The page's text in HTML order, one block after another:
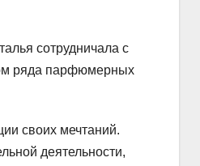
сотрудничала с
ряда парфюмерных
своих мечтаний.
деятельности,